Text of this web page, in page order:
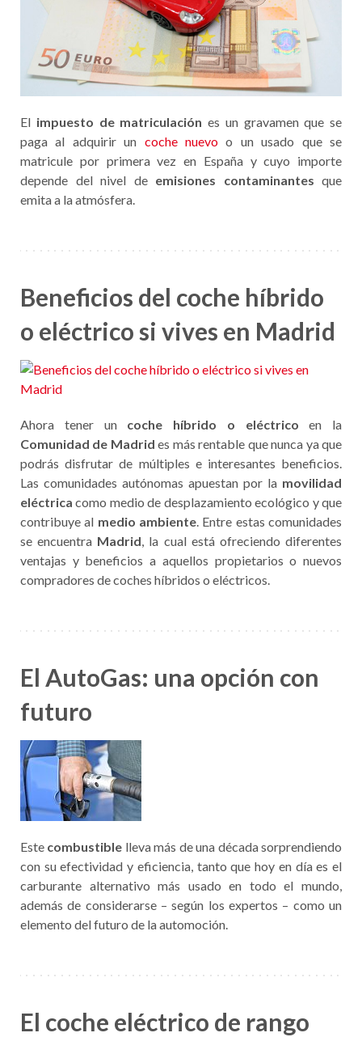
El impuesto de matriculación es un gravamen que se
paga al adquirir un coche nuevo o un usado que se
matricule por primera vez en España y cuyo importe
depende del nivel de emisiones contaminantes que
emita a la atmósfera.
Beneficios del coche híbrido
o eléctrico si vives en Madrid
Ahora tener un coche híbrido o eléctrico en la
Comunidad de Madrid es más rentable que nunca ya que
podrás disfrutar de múltiples e interesantes beneficios.
Las comunidades autónomas apuestan por la movilidad
eléctrica como medio de desplazamiento ecológico y que
contribuye al medio ambiente. Entre estas comunidades
se encuentra Madrid, la cual está ofreciendo diferentes
ventajas y beneficios a aquellos propietarios o nuevos
compradores de coches híbridos o eléctricos.
El AutoGas: una opción con
futuro
Este combustible lleva más de una década sorprendiendo
con su efectividad y eficiencia, tanto que hoy en día es el
carburante alternativo más usado en todo el mundo,
además de considerarse – según los expertos – como un
elemento del futuro de la automoción.
El coche eléctrico de rango